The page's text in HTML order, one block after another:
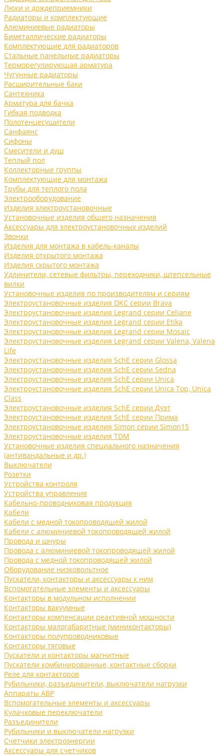
Люки и дождеприемники
Радиаторы и комплектующие
Алюминиевые радиаторы
Биметаллические радиаторы
Комплектующие для радиаторов
Стальные панельные радиаторы
Терморегулирующая арматура
Чугунные радиаторы
Расширительные баки
Сантехника
Арматура для бачка
Гибкая подводка
Полотенцесушители
Санфаянс
Сифоны
Смесители и душ
Теплый пол
Коллекторные группы
Комплектующие для монтажа
Трубы для теплого пола
Электрооборудование
Изделия электроустановочные
Установочные изделия общего назначения
Аксессуары для электроустановочных изделий
Звонки
Изделия для монтажа в кабель-каналы
Изделия открытого монтажа
Изделия скрытого монтажа
Удлинители, сетевые фильтры, переходники, штепсельные
вилки
Установочные изделия по производителям и сериям
Электроустановочные изделия DKC серии Brava
Электроустановочные изделия Legrand серии Celiane
Электроустановочные изделия Legrand серии Etika
Электроустановочные изделия Legrand серии Mosaic
Электроустановочные изделия Legrand серии Valena, Valena
Life
Электроустановочные изделия SchE серии Glossa
Электроустановочные изделия SchE серии Sedna
Электроустановочные изделия SchE серии Unica
Электроустановочные изделия SchE серии Unica Top, Unica
Class
Электроустановочные изделия SchE серии Дуэт
Электроустановочные изделия SchE серии Прима
Электроустановочные изделия Simon серии Simon15
Электроустановочные изделия TDM
Установочные изделия специального назначения
(антивандальные и др.)
Выключатели
Розетки
Устройства контроля
Устройства управления
Кабельно-проводниковая продукция
Кабели
Кабели с медной токопроводящей жилой
Кабели с алюминиевой токопроводящей жилой
Провода и шнуры
Провода с алюминиевой токопроводящей жилой
Провода с медной токопроводящей жилой
Оборудование низковольтное
Пускатели, контакторы и аксессуары к ним
Вспомогательные элементы и аксессуары
Контакторы в модульном исполнении
Контакторы вакуумные
Контакторы компенсации реактивной мощности
Контакторы малогабаритные (миниконтакторы)
Контакторы полупроводниковые
Контакторы тяговые
Пускатели и контакторы магнитные
Пускатели комбинированные, контактные сборки
Реле для контакторов
Рубильники, разъединители, выключатели нагрузки
Аппараты АВР
Вспомогательные элементы и аксессуары
Кулачковые переключатели
Разъединители
Рубильники и выключатели нагрузки
Счетчики электроэнергии
Аксессуары для счетчиков